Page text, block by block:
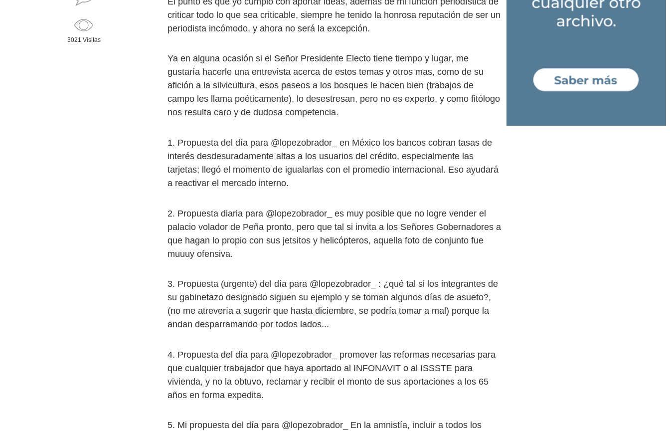
3021 Visitas
criticar todo lo que sea criticable, siempre he tenido la honrosa reputación de ser un
periodista incómodo, y ahora no será la excepción.
Ya en alguna ocasión si el Señor Presidente Electo tiene tiempo y lugar, me
gustaría hacerle una entrevista acerca de estos temas y otros mas, como de su
afición a la silvicultura, esos paseos a los bosques le hacen bien (trabajos de
campo les llama poéticamente), lo desestresan, pero no es experto, y como fitólogo
nos resulta caro y de dudosa competencia.
1. Propuesta del día para @lopezobrador_ en México los bancos cobran tasas de
interés desdesuradamente altas a los usuarios del crédito, especialmente las
tarjetas; llegó el momento de igualarlas con el promedio internacional. Eso ayudará
a reactivar el mercado interno.
2. Propuesta diaria para @lopezobrador_ es muy posible que no logre vender el
palacio volador de Peña pronto, pero que tal si invita a los Señores Gobernadores a
que hagan lo propio con sus jetsitos y helicópteros, aquella foto de conjunto fue
muuuy ofensiva.
3. Propuesta (urgente) del día para @lopezobrador_ : ¿qué tal si los integrantes de
su gabinetazo designado siguen su ejemplo y se toman algunos días de asueto?,
(no me atrevería a sugerir que hasta diciembre, se podría tomar a mal) porque la
andan desparramando por todos lados...
4. Propuesta del día para @lopezobrador_ promover las reformas necesarias para
que cualquier trabajador que haya aportado al INFONAVIT o al ISSSTE para
vivienda, y no la obtuvo, reclamar y recibir el monto de sus aportaciones a los 65
años en forma expedita.
5. Mi propuesta del día para @lopezobrador_ En la amnistía, incluir a todos los